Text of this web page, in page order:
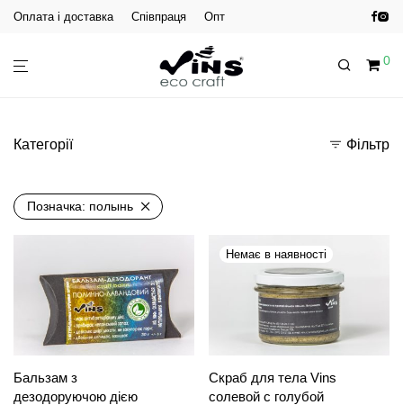
Оплата і доставка Співпраця Опт
0
Категорії Фільтр
Позначка: полынь
Бальзам з
дезодоруючою дією
Скраб для тела Vins
солевой с голубой